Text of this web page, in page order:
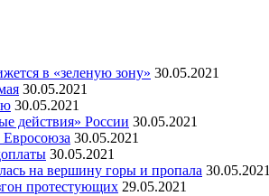
в «зеленую зону» 30.05.2021
30.05.2021
30.05.2021
действия» России 30.05.2021
Евросоюза 30.05.2021
30.05.2021
на вершину горы и пропала 30.05.2021
протестующих 29.05.2021